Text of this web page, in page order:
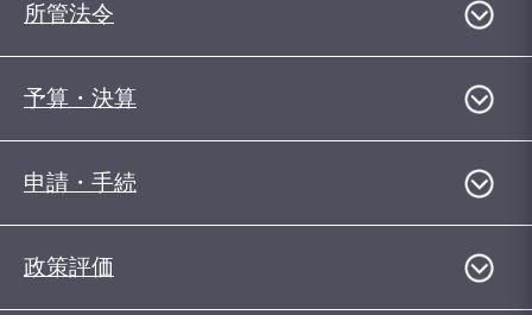
所管法令
予算・決算
申請・手続
政策評価